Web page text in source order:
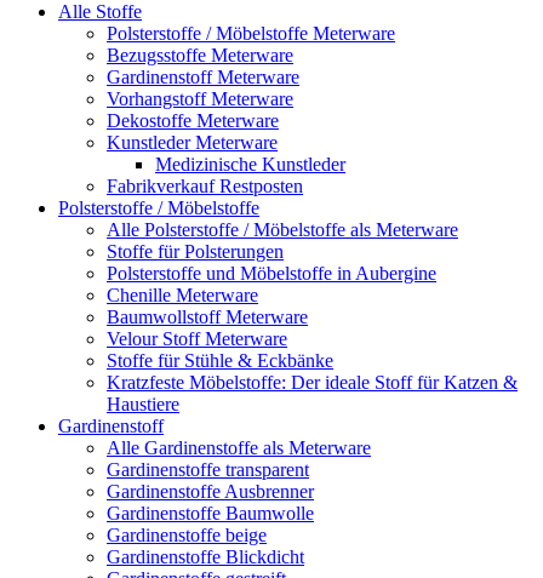
Alle Stoffe
Polsterstoffe / Möbelstoffe Meterware
Bezugsstoffe Meterware
Gardinenstoff Meterware
Vorhangstoff Meterware
Dekostoffe Meterware
Kunstleder Meterware
Medizinische Kunstleder
Fabrikverkauf Restposten
Polsterstoffe / Möbelstoffe
Alle Polsterstoffe / Möbelstoffe als Meterware
Stoffe für Polsterungen
Polsterstoffe und Möbelstoffe in Aubergine
Chenille Meterware
Baumwollstoff Meterware
Velour Stoff Meterware
Stoffe für Stühle & Eckbänke
Kratzfeste Möbelstoffe: Der ideale Stoff für Katzen &
Haustiere
Gardinenstoff
Alle Gardinenstoffe als Meterware
Gardinenstoffe transparent
Gardinenstoffe Ausbrenner
Gardinenstoffe Baumwolle
Gardinenstoffe beige
Gardinenstoffe Blickdicht